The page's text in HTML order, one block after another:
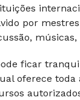
por
ficar
oferece